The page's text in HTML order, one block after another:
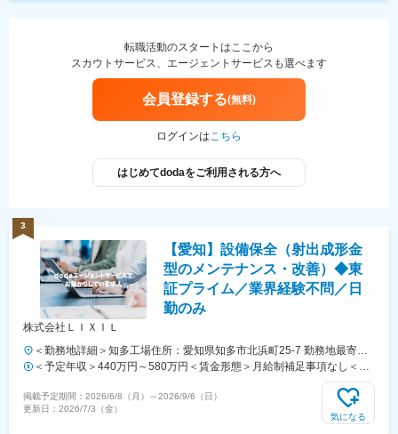
転職活動のスタートはここから
スカウトサービス、エージェントサービスも選べます
会員登録する(無料)
ログインはこちら
はじめてdodaをご利用される方へ
3
【愛知】設備保全（射出成形金
型のメンテナンス・改善）◆東
証プライム／業界経験不問／日
勤のみ
株式会社ＬＩＸＩＬ
＜勤務地詳細＞知多工場住所：愛知県知多市北浜町25-7 勤務地最寄
駅：名鉄空港線／古見駅受動喫煙対策：屋内全面禁煙変更の範囲：会社
＜予定年収＞440万円～580万円＜賃金形態＞月給制補足事項なし＜賃
金内訳＞月額（基本給）：220,000円～300,000円＜月給＞220,000円
～300,000円＜昇給有無＞有＜残業手当＞有＜給与補足＞※提示年収は
年齢と経験に基づき決定します（応相談）※記載の年収額は想定残業20
掲載予定期間： 2026/6/8（月） ～2026/9/6（日）
更新日： 2026/7/3（金）
気になる